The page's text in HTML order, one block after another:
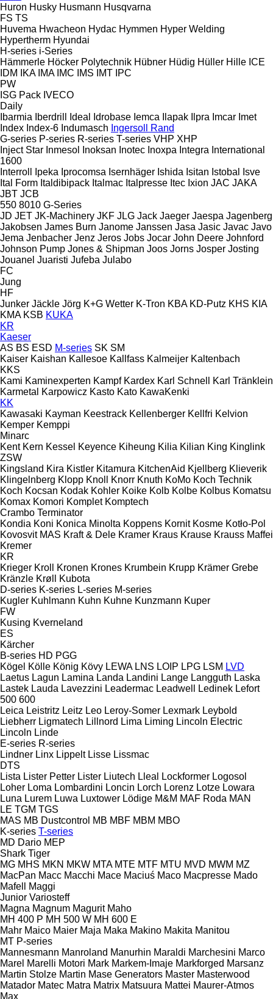
Huron Husky Husmann Husqvarna
FS TS
Huvema Hwacheon Hydac Hymmen Hyper Welding
Hypertherm Hyundai
H-series i-Series
Hämmerle Höcker Polytechnik Hübner Hüdig Hüller Hille ICE
IDM
IKA IMA IMC IMS IMT IPC
PW
ISG Pack IVECO
Daily
Ibarmia
Iberdrill Ideal Idrobase Iemca Ilapak Ilpra Imcar Imet
Index Index-6 Indumasch Ingersoll Rand
G-series P-series R-series T-series VHP XHP
Inject Star Inmesol Inoksan Inotec Inoxpa Integra International
1600
Interroll
Ipeka Iprocomsa Isernhäger Ishida Isitan Istobal
Isve
Ital Form Italdibipack Italmac Italpresse Itec Ixion JAC JAKA
JBT JCB
550 8010 G-Series
JD JET JK-Machinery JKF JLG Jack Jaeger Jaespa Jagenberg
Jakobsen James Burn Janome Janssen Jasa Jasic Javac Javo
Jema Jenbacher Jenz Jeros Jobs Jocar John Deere Johnford
Johnson Pump Jones & Shipman Joos Jorns Josper Josting
Jouanel Juaristi Jufeba Julabo
FC
Jung
HF
Junker Jäckle Jörg K+G Wetter K-Tron KBA KD-Putz KHS KIA
KMA KSB KUKA
KR
Kaeser
AS BS ESD M-series SK SM
Kaiser Kaishan Kallesoe Kallfass Kalmeijer Kaltenbach
KKS
Kami Kaminexperten Kampf Kardex Karl Schnell
Karl Tränklein
Karmetal
Karpowicz Kasto Kato KawaKenki
KK
Kawasaki Kayman Keestrack Kellenberger Kellfri Kelvion
Kemper Kemppi
Minarc
Kent Kern Kessel Keyence Kiheung Kilia Kilian King Kinglink
ZSW
Kingsland Kira Kistler Kitamura KitchenAid Kjellberg Klieverik
Klingelnberg Klopp Knoll Knorr Knuth KoMo Koch Technik
Koch Kocsan Kodak Kohler Koike Kolb Kolbe Kolbus Komatsu
Komax Komori Komplet Komptech
Crambo Terminator
Kondia Koni Konica Minolta Koppens Kornit Kosme Kotło-Pol
Kovosvit MAS Kraft & Dele Kramer Kraus Krause Krauss Maffei
Kremer
KR
Krieger Kroll Kronen Krones Krumbein Krupp Krämer Grebe
Kränzle Krøll
Kubota
D-series K-series L-series M-series
Kugler Kuhlmann Kuhn Kuhne Kunzmann Kuper
FW
Kusing Kverneland
ES
Kärcher
B-series HD PGG
Kögel Kölle König Kövy LEWA LNS LOIP LPG LSM LVD
Laetus Lagun Lamina Landa Landini Lange Langguth Laska
Lastek Lauda Lavezzini Leadermac Leadwell Ledinek Lefort
500 600
Leica Leistritz Leitz Leo Leroy-Somer Lexmark Leybold
Liebherr Ligmatech Lillnord Lima Liming Lincoln Electric
Lincoln Linde
E-series R-series
Lindner Linx Lippelt Lisse Lissmac
DTS
Lista Lister Petter Lister Liutech Lleal Lockformer Logosol
Loher Loma Lombardini Loncin Lorch Lorenz Lotze Lowara
Luna Lurem Luwa Luxtower Lödige M&M MAF Roda MAN
LE TGM TGS
MAS MB Dustcontrol MB MBF MBM MBO
K-series T-series
MD Dario MEP
Shark Tiger
MG MHS MKN MKW MTA MTE MTF MTU MVD MWM MZ
MacPan Macc Macchi Mace Maciuś Maco Macpresse Mado
Mafell
Maggi
Junior Variosteff
Magna Magnum Magurit Maho
MH 400 P MH 500 W MH 600 E
Mahr Maico Maier Maja Maka Makino Makita Manitou
MT P-series
Mannesmann Manroland Manurhin Maraldi Marchesini Marco
Marel Marelli Motori Mark Markem-Imaje Markforged Marsanz
Martin Stolze Martin Mase Generators Master Masterwood
Matador Matec Matra Matrix Matsuura Mattei Maurer-Atmos
Max